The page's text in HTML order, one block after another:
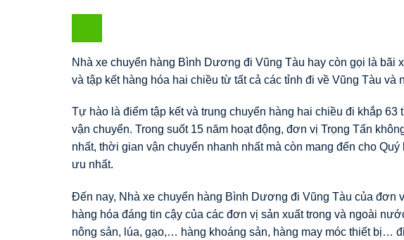
Nhà xe chuyển hàng Bình Dương đi Vũng Tàu hay còn gọi là bãi
và tập kết hàng hóa hai chiều từ tất cả các tỉnh đi về Vũng Tàu và
Tự hào là điểm tập kết và trung chuyển hàng hai chiều đi khắp
vận chuyển. Trong suốt 15 năm hoạt động, đơn vị Trọng Tấn
nhất, thời gian vận chuyển nhanh nhất mà còn mang đến cho
ưu nhất.
Đến nay, Nhà xe chuyển hàng Bình Dương đi Vũng Tàu của đơn
hàng hóa đáng tin cậy của các đơn vị sản xuất trong và ngoài
nông sản, lúa, gạo,… hàng khoáng sản, hàng may móc thiết bị…